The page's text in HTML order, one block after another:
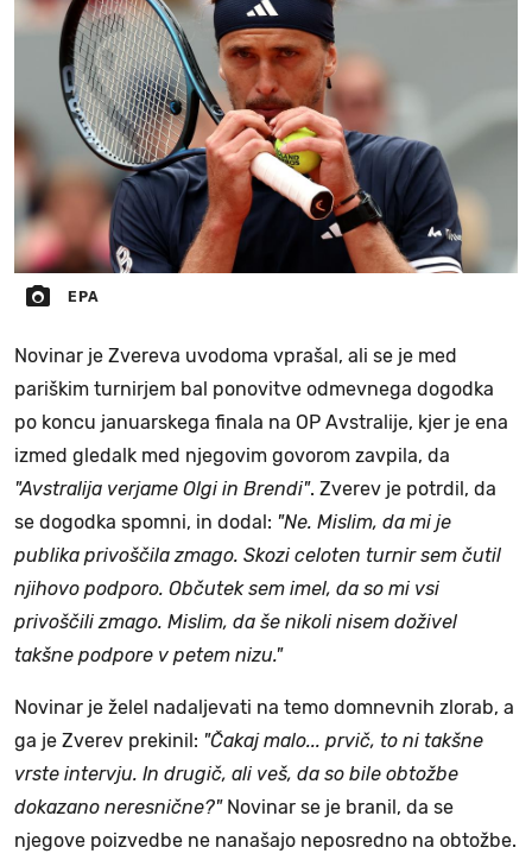
EPA
Novinar je Zvereva uvodoma vprašal, ali se je med
pariškim turnirjem bal ponovitve odmevnega dogodka
po koncu januarskega finala na OP Avstralije, kjer je ena
izmed gledalk med njegovim govorom zavpila, da
"Avstralija verjame Olgi in Brendi". Zverev je potrdil, da
se dogodka spomni, in dodal: "Ne. Mislim, da mi je
publika privoščila zmago. Skozi celoten turnir sem čutil
njihovo podporo. Občutek sem imel, da so mi vsi
privoščili zmago. Mislim, da še nikoli nisem doživel
takšne podpore v petem nizu."
Novinar je želel nadaljevati na temo domnevnih zlorab, a
ga je Zverev prekinil: "Čakaj malo... prvič, to ni takšne
vrste intervju. In drugič, ali veš, da so bile obtožbe
dokazano neresnične?"Novinar se je branil, da se
njegove poizvedbe ne nanašajo neposredno na obtožbe.